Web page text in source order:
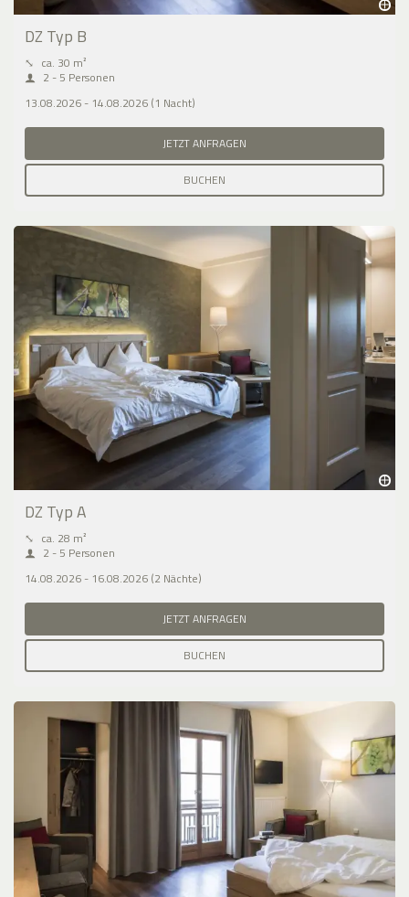
DZ Typ B
⤡ ca. 30 m²
2 - 5 Personen
13.08.2026 - 14.08.2026 (1 Nacht)
JETZT ANFRAGEN
BUCHEN
DZ Typ A
⤡ ca. 28 m²
2 - 5 Personen
14.08.2026 - 16.08.2026 (2 Nächte)
JETZT ANFRAGEN
BUCHEN